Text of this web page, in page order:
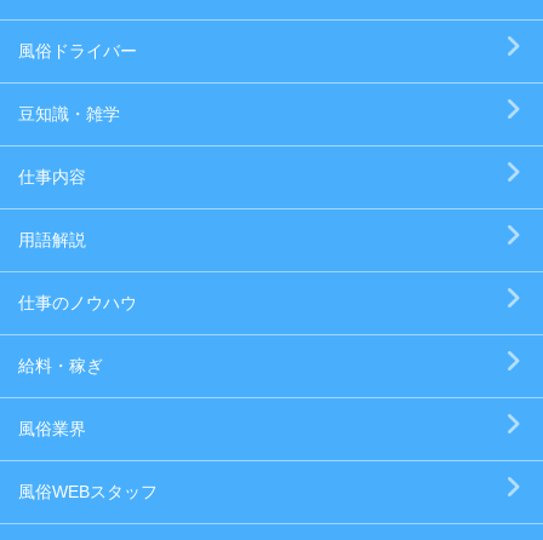
風俗ドライバー
豆知識・雑学
仕事内容
用語解説
仕事のノウハウ
給料・稼ぎ
風俗業界
風俗WEBスタッフ